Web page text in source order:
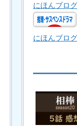
にほんブロ
にほんブロ